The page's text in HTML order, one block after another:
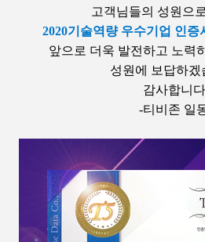
고객님들의 성원으로
2020기술역량 우수기업 인증
앞으로 더욱 발전하고 노력
성원에 보답하겠
감사합니
-티비존 일